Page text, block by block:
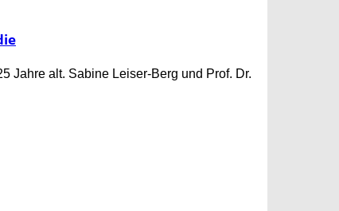
Jahre alt. Sabine Leiser-Berg und Prof. Dr.